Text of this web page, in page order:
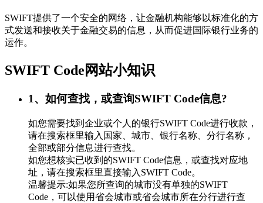
SWIFT提供了一个安全的网络，让金融机构能够以标准化的方
式发送和接收关于金融交易的信息，从而促进国际银行业务的
运作。
SWIFT Code网站小知识
1、如何查找，或查询SWIFT Code信息?
如您需要找到企业或个人的银行SWIFT Code进行收款，
请在搜索框里输入国家、城市、银行名称、分行名称，
全部或部分信息进行查找。
如您想核实已收到的SWIFT Code信息，或查找对应地
址，请在搜索框里直接输入SWIFT Code。
温馨提示:如果您所查询的城市没有单独的SWIFT
Code，可以使用省会城市或省会城市所在分行进行查